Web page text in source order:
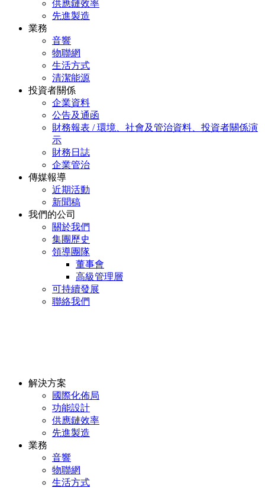
供應鏈效率
先進製造
業務
音響
物聯網
生活方式
清潔能源
投資者關係
企業資料
公告及通函
財務報表 / 環境、社會及管治資料、投資者關係演
示
財務日誌
企業管治
傳媒報導
近期活動
新聞稿
我們的公司
關於我們
集團歷史
領導團隊
董事會
高級管理層
可持續發展
聯絡我們
解決方案
國際化佈局
功能設計
供應鏈效率
先進製造
業務
音響
物聯網
生活方式